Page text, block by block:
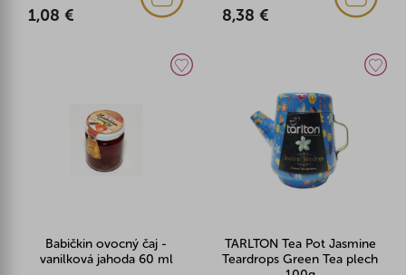
1,08 € 8,38 €
Babičkin ovocný čaj -
vanilková jahoda 60 ml
TARLTON Tea Pot Jasmine
Teardrops Green Tea plech